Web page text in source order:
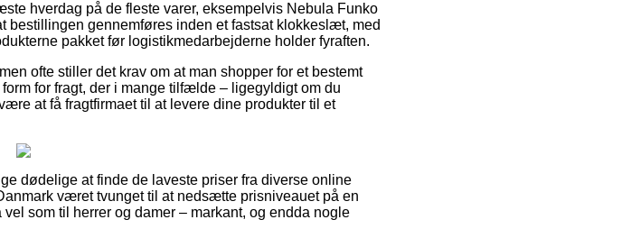
hverdag på de fleste varer, eksempelvis Nebula Funko
bestillingen gennemføres inden et fastsat klokkeslæt, med
pakket før logistikmedarbejderne holder fyraften.
ofte stiller det krav om at man shopper for et bestemt
for fragt, der i mange tilfælde – ligegyldigt om du
at få fragtfirmaet til at levere dine produkter til et
dødelige at finde de laveste priser fra diverse online
været tvunget til at nedsætte prisniveauet på en
som til herrer og damer – markant, og endda nogle